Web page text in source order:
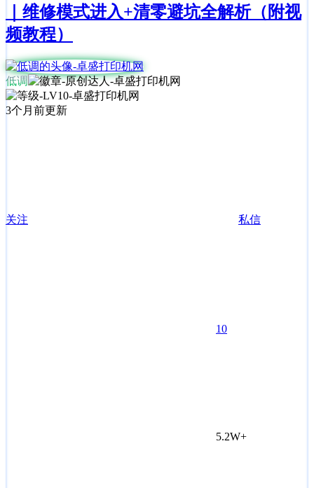
｜维修模式进入+清零避坑全解析（附视
频教程）
低调
3个月前更新
关注 私信
10
5.2W+